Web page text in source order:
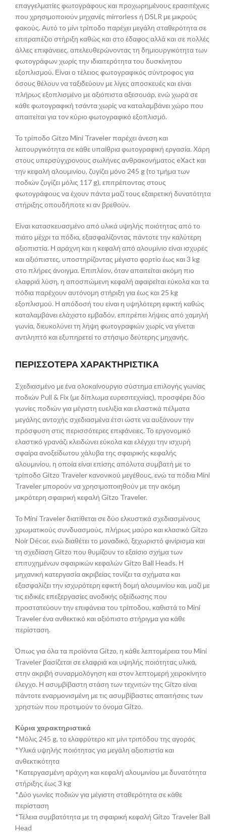
επαγγελματίες φωτογράφους και προχωρημένους ερασιτέχνες
που χρησιμοποιούν μηχανές mirrorless ή DSLR με μικρούς
φακούς. Αυτό το μίνι τρίποδο παρέχει μεγάλη σταθερότητα σε
επιτραπέζιο στήριξη καθώς και στο έδαφος αλλά και σε πολλές
άλλες επιφάνειες, απελευθερώνοντας τη δημιουργικότητα των
φωτογράφων χωρίς την ιδιαιτερότητα του δυσκίνητου
εξοπλισμού. Είναι ο τέλειος φωτογραφικός σύντροφος για
όσους θέλουν να ταξιδεύουν με λίγες αποσκευές και είναι
πλήρως εξοπλισμένο με αξιόπιστα αξεσουάρ, ενώ χωρά σε
κάθε φωτογραφική τσάντα χωρίς να καταλαμβάνει χώρο που
απαιτείται για τον κύριο φωτογραφικό εξοπλισμό.
Το τρίποδο Gitzo Mini Traveler παρέχει άνεση και
λειτουργικότητα σε κάθε υπαίθρια φωτογραφική εργασία. Χάρη
στους υπερσύγχρονους σωλήνες ανθρακονήματος eXact και
την κεφαλή αλουμινίου, ζυγίζει μόνο 245 g (το τμήμα των
ποδιών ζυγίζει μόλις 117 g), επιτρέποντας στους
φωτογράφους να έχουν πάντα μαζί τους εξαιρετική δυνατότητα
στήριξης οπουδήποτε κι αν βρεθούν.
Είναι κατασκευασμένο από υλικά υψηλής ποιότητας από το
πιάτο μέχρι τα πόδια, εξασφαλίζοντας πάντοτε την καλύτερη
αξιοπιστία. Η αράχνη και η κεφαλή από αλουμίνιο είναι ισχυρές
και αξιόπιστες, υποστηρίζοντας μέγιστο φορτίο έως και 3 kg
στο πλήρες άνοιγμα. Επιπλέον, όταν απαιτείται ακόμη πιο
ελαφριά λύση, η αποσπώμενη κεφαλή αφαιρείται εύκολα και τα
πόδια παρέχουν αυτόνομη στήριξη για έως και 25 kg
εξοπλισμού. Η απόδοσή του είναι η υψηλότερη εφικτή καθώς
καταλαμβάνει ελάχιστο εμβαδόν, επιτρέπει λήψεις από χαμηλή
γωνία, διευκολύνει τη λήψη φωτογραφιών χωρίς να γίνεται
αντιληπτό και εξυπηρετεί το στήσιμο δεύτερης μηχανής.
ΠΕΡΙΣΣΟΤΕΡΑ ΧΑΡΑΚΤΗΡΙΣΤΙΚΑ
Σχεδιασμένο με ένα ολοκαίνουργιο σύστημα επιλογής γωνίας
ποδιών Pull & Fix (με δίπλωμα ευρεσιτεχνίας), προσφέρει δύο
γωνίες ποδιών για μέγιστη ευελιξία και ελαστικά πέλματα
μεγάλης αντοχής σχεδιασμένα έτσι ώστε να αυξάνουν την
πρόσφυση στις περισσότερες επιφάνειες. Το εργονομικό
ελαστικό γρανάζι κλειδώνει εύκολα και ελέγχει την ισχυρή
σφαίρα ανοξείδωτου χάλυβα της σφαιρικής κεφαλής
αλουμινίου, η οποία είναι επίσης απόλυτα συμβατή με το
τρίποδο Gitzo Traveler κανονικού μεγέθους, ενώ τα πόδια Mini
Traveler μπορούν να χρησιμοποιηθούν με την ακόμη
μικρότερη σφαιρική κεφαλή Gitzo Traveler.
Το Mini Traveler διατίθεται σε δύο ελκυστικά σχεδιασμένους
χρωματικούς συνδυασμούς, πλήρως μαύρο και κλασικό Gitzo
Noir Décor, ενώ διαθέτει το μοναδικό, ξεχωριστό φινίρισμα και
τη σχεδίαση Gitzo που θυμίζουν το εξαίσιο σχήμα των
επιτυχημένων σφαιρικών κεφαλών Gitzo Ball Heads. Η
μηχανική κατεργασία ακριβείας τονίζει τα σχήματα και
εξασφαλίζει την ισχυρότερη εφικτή δομή αλουμινίου και, μαζί με
τις ειδικές επεξεργασίες ανοδικής οξείδωσης που
προστατεύουν την επιφάνεια του τρίποδου, καθιστά το Mini
Traveler ένα ανθεκτικό και αξιόπιστο στήριγμα για κάθε
περίσταση.
Όπως για όλα τα προϊόντα Gitzo, η κάθε λεπτομέρεια του Mini
Traveler βασίζεται σε ελαφριά και υψηλής ποιότητας υλικά,
στην ακριβή συναρμολόγηση και στον λεπτομερή χειροκίνητο
έλεγχο. Η ασυμβίβαστη στάση των τεχνιτών της Gitzo είναι
πάντοτε εναρμονισμένη με τις ασυμβίβαστες απαιτήσεις των
χρηστών που προτιμούν το όνομα Gitzo.
Κύρια χαρακτηριστικά
*Μόλις 245 g, το ελαφρύτερο κιτ μίνι τριπόδου της αγοράς
*Υλικά υψηλής ποιότητας για μεγάλη αξιοπιστία και
ανθεκτικότητα
*Κατεργασμένη αράχνη και κεφαλή αλουμινίου με δυνατότητα
στήριξης έως 3 kg
*Δύο γωνίες ποδιών για μέγιστη σταθερότητα σε κάθε
περίσταση
*Τέλεια συμβατότητα με τη σφαιρική κεφαλή Gitzo Traveler Ball
Head